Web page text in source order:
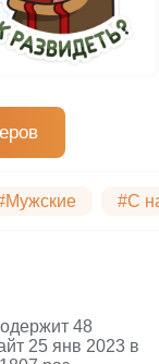
#С
48
25 янв 2023 в